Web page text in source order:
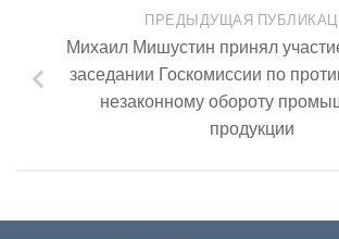
ПРЕДЫДУЩАЯ
Михаил Мишустин принял
заседании Госкомиссии по
незаконному обороту
продукции